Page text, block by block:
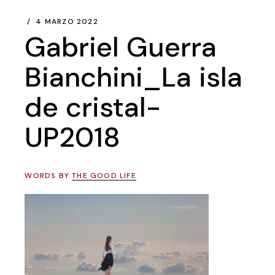
4 MARZO 2022
Gabriel Guerra
Bianchini_La isla
de cristal-
UP2018
WORDS BYTHE GOOD LIFE